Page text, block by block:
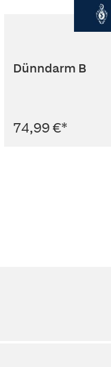
Dünndarm B
74,99 €*